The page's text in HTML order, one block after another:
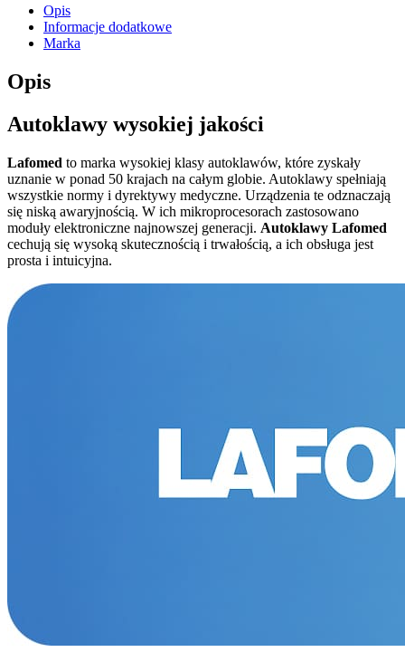
Opis
Informacje dodatkowe
Marka
Opis
Autoklawy wysokiej jakości
Lafomed to marka wysokiej klasy autoklawów, które zyskały
uznanie w ponad 50 krajach na całym globie. Autoklawy spełniają
wszystkie normy i dyrektywy medyczne. Urządzenia te odznaczają
się niską awaryjnością. W ich mikroprocesorach zastosowano
moduły elektroniczne najnowszej generacji. Autoklawy Lafomed
cechują się wysoką skutecznością i trwałością, a ich obsługa jest
prosta i intuicyjna.